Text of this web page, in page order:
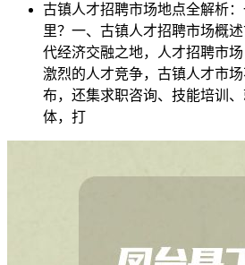
古镇人才招聘市场地点全解析
里？一、古镇人才招聘市场概
代经济交融之地，人才招聘市
激烈的人才竞争，古镇人才市
布，还集求职咨询、技能培训
体，打